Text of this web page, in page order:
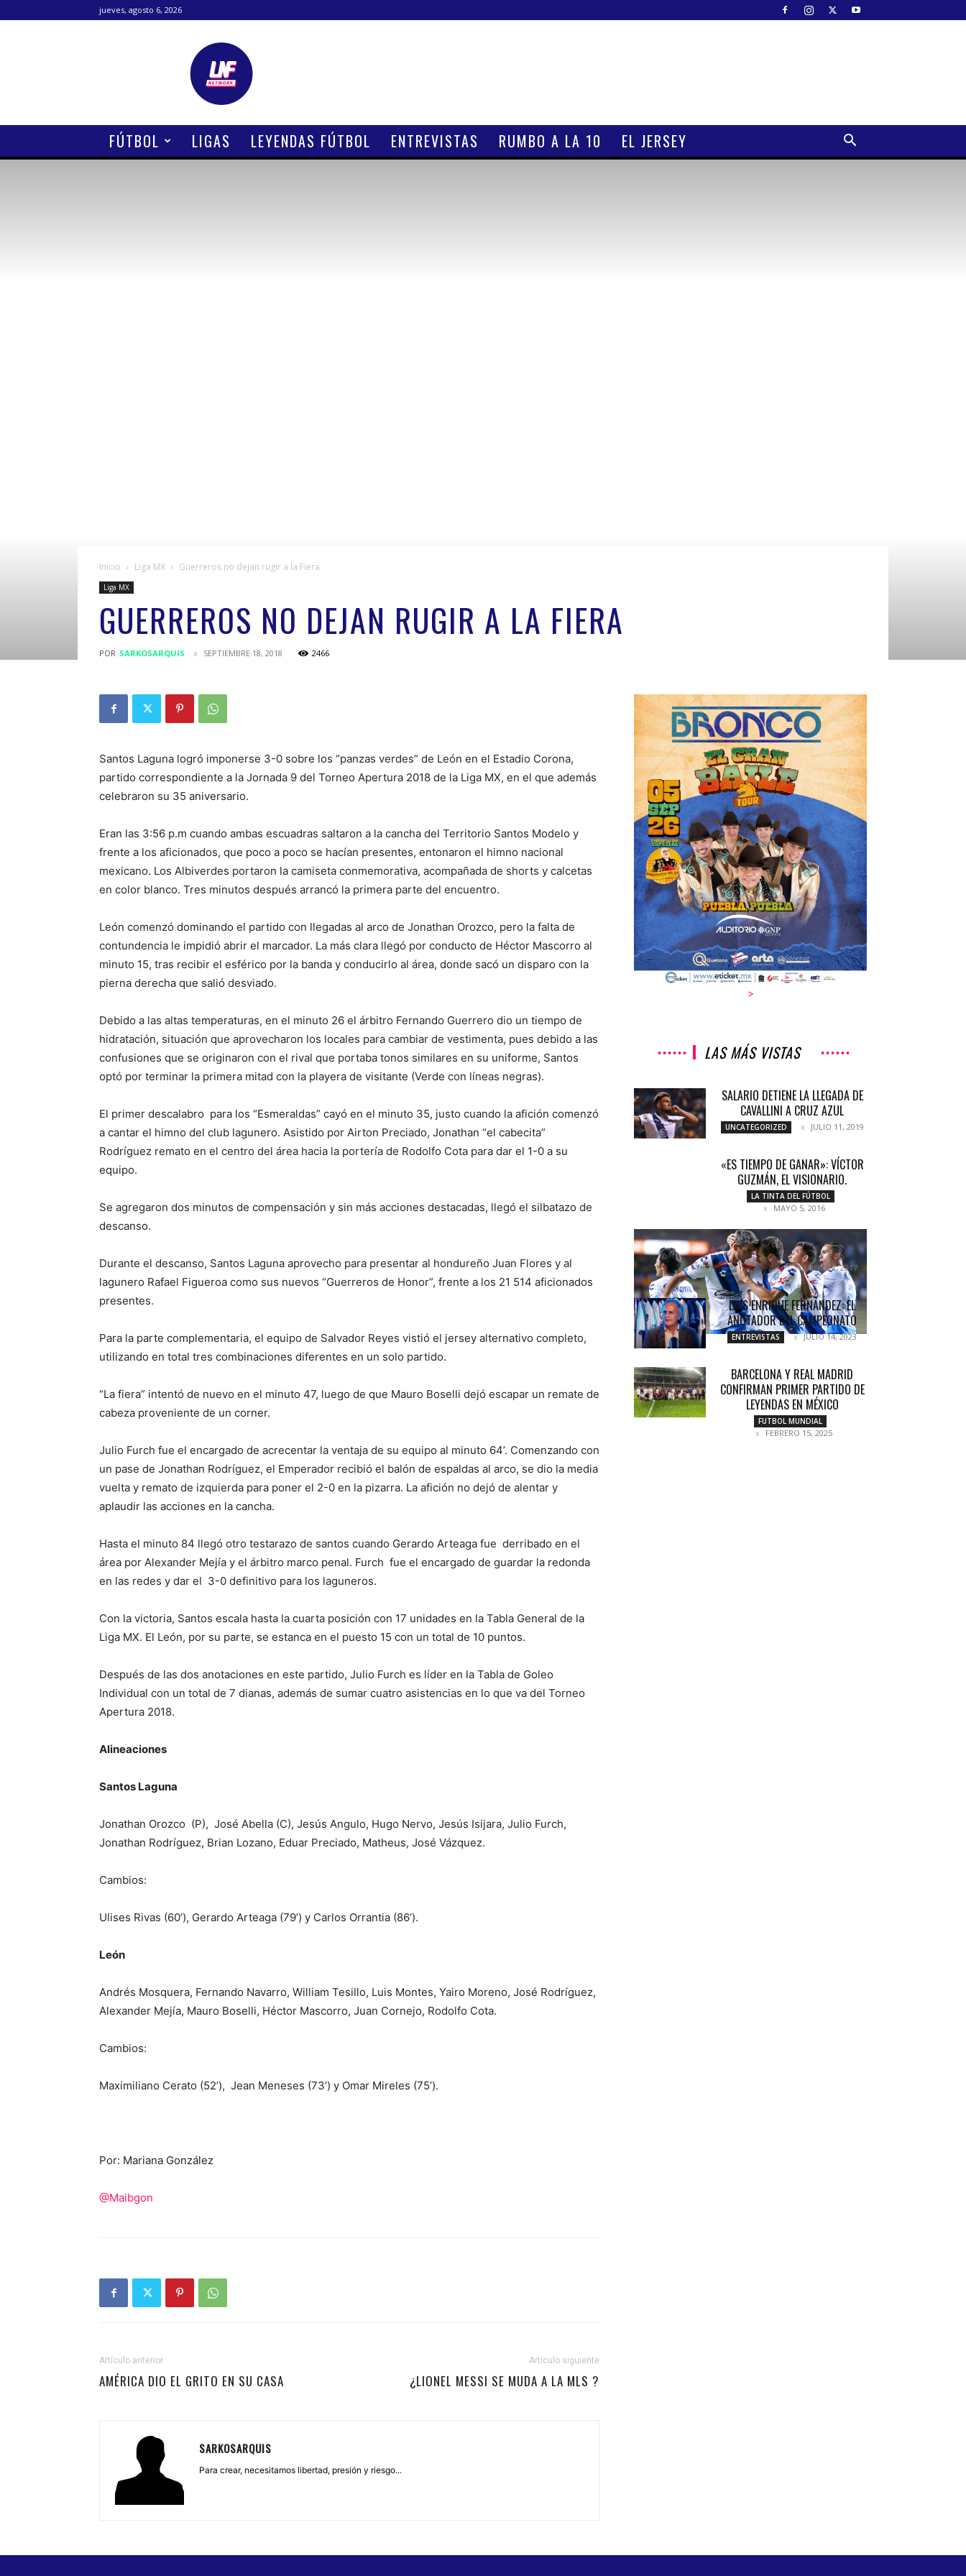
jueves, agosto 6, 2026
Lanetafutbolera
FÚTBOL LIGAS LEYENDAS FÚTBOL ENTREVISTAS RUMBO A LA 10 EL JERSEY
Inicio Liga MX Guerreros no dejan rugir a la Fiera
Liga MX
GUERREROS NO DEJAN RUGIR A LA FIERA
POR SARKOSARQUIS SEPTIEMBRE 18, 2018 2466
Santos Laguna logró imponerse 3-0 sobre los “panzas verdes” de León en el Estadio Corona,
partido correspondiente a la Jornada 9 del Torneo Apertura 2018 de la Liga MX, en el que además
celebraron su 35 aniversario.
Eran las 3:56 p.m cuando ambas escuadras saltaron a la cancha del Territorio Santos Modelo y
frente a los aficionados, que poco a poco se hacían presentes, entonaron el himno nacional
mexicano. Los Albiverdes portaron la camiseta conmemorativa, acompañada de shorts y calcetas
en color blanco. Tres minutos después arrancó la primera parte del encuentro.
León comenzó dominando el partido con llegadas al arco de Jonathan Orozco, pero la falta de
contundencia le impidió abrir el marcador. La más clara llegó por conducto de Héctor Mascorro al
minuto 15, tras recibir el esférico por la banda y conducirlo al área, donde sacó un disparo con la
pierna derecha que salió desviado.
Debido a las altas temperaturas, en el minuto 26 el árbitro Fernando Guerrero dio un tiempo de
hidratación, situación que aprovecharon los locales para cambiar de vestimenta, pues debido a las
confusiones que se originaron con el rival que portaba tonos similares en su uniforme, Santos
optó por terminar la primera mitad con la playera de visitante (Verde con líneas negras).
El primer descalabro para los “Esmeraldas” cayó en el minuto 35, justo cuando la afición comenzó
a cantar el himno del club lagunero. Asistido por Airton Preciado, Jonathan “el cabecita”
Rodríguez remato en el centro del área hacia la portería de Rodolfo Cota para dar el 1-0 a su
equipo.
Se agregaron dos minutos de compensación y sin más acciones destacadas, llegó el silbatazo de
descanso.
Durante el descanso, Santos Laguna aprovecho para presentar al hondureño Juan Flores y al
lagunero Rafael Figueroa como sus nuevos “Guerreros de Honor”, frente a los 21 514 aficionados
presentes.
Para la parte complementaria, el equipo de Salvador Reyes vistió el jersey alternativo completo,
utilizando en total tres combinaciones diferentes en un solo partido.
“La fiera” intentó de nuevo en el minuto 47, luego de que Mauro Boselli dejó escapar un remate de
cabeza proveniente de un corner.
Julio Furch fue el encargado de acrecentar la ventaja de su equipo al minuto 64’. Comenzando con
un pase de Jonathan Rodríguez, el Emperador recibió el balón de espaldas al arco, se dio la media
vuelta y remato de izquierda para poner el 2-0 en la pizarra. La afición no dejó de alentar y
aplaudir las acciones en la cancha.
Hasta el minuto 84 llegó otro testarazo de santos cuando Gerardo Arteaga fue derribado en el
área por Alexander Mejía y el árbitro marco penal. Furch fue el encargado de guardar la redonda
en las redes y dar el 3-0 definitivo para los laguneros.
Con la victoria, Santos escala hasta la cuarta posición con 17 unidades en la Tabla General de la
Liga MX. El León, por su parte, se estanca en el puesto 15 con un total de 10 puntos.
Después de las dos anotaciones en este partido, Julio Furch es líder en la Tabla de Goleo
Individual con un total de 7 dianas, además de sumar cuatro asistencias en lo que va del Torneo
Apertura 2018.
Alineaciones
Santos Laguna
Jonathan Orozco (P), José Abella (C), Jesús Angulo, Hugo Nervo, Jesús Isijara, Julio Furch,
Jonathan Rodríguez, Brian Lozano, Eduar Preciado, Matheus, José Vázquez.
Cambios:
Ulises Rivas (60’), Gerardo Arteaga (79’) y Carlos Orrantia (86’).
León
Andrés Mosquera, Fernando Navarro, William Tesillo, Luis Montes, Yairo Moreno, José Rodríguez,
Alexander Mejía, Mauro Boselli, Héctor Mascorro, Juan Cornejo, Rodolfo Cota.
Cambios:
Maximiliano Cerato (52’), Jean Meneses (73’) y Omar Mireles (75’).
Por: Mariana González
@Maibgon
Artículo anterior
AMÉRICA DIO EL GRITO EN SU CASA
Artículo siguiente
¿LIONEL MESSI SE MUDA A LA MLS ?
SARKOSARQUIS
Para crear, necesitamos libertad, presión y riesgo...
>
LAS MÁS VISTAS
SALARIO DETIENE LA LLEGADA DE
CAVALLINI A CRUZ AZUL
UNCATEGORIZED JULIO 11, 2019
«ES TIEMPO DE GANAR»: VÍCTOR
GUZMÁN, EL VISIONARIO.
LA TINTA DEL FÚTBOL
MAYO 5, 2016
QUE ESPERAR DE LA FRANJA ESTE
2017 ?
COLUMNETAS ENERO 2, 2017
LUIS ENRIQUE FERNÁNDEZ: EL
ANOTADOR DEL CAMPEONATO
ENTREVISTAS JULIO 14, 2023
BARCELONA Y REAL MADRID
CONFIRMAN PRIMER PARTIDO DE
LEYENDAS EN MÉXICO
FUTBOL MUNDIAL
FEBRERO 15, 2025